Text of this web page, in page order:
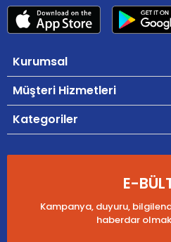
Kurumsal
Müşteri Hizmetleri
Kategoriler
E-
Kampanya, duyuru,
haberdar